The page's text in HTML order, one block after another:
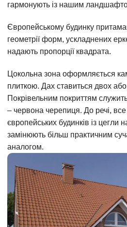
гармонують із нашим
Європейському будинку
геометрії форм, ускладнених
надають пропорції квадрата.
Цокольна зона оформляється
плиткою. Дах ставиться двох
Покрівельним покриттям
– червона черепиця. До речі,
європейських будинків із цегли
замінюють більш практичним
аналогом.